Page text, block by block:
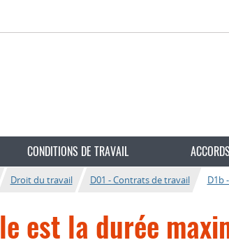
CONDITIONS DE TRAVAIL
Droit du travail D01 - Contrats de travail D1b
est la durée